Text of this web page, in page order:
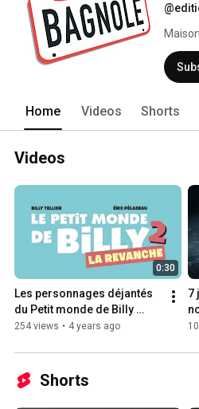
En
Home Videos Shorts
Videos
0:30
Les personnages déjantés
du Petit monde de Billy
Tellier sont de retour !
254 views • 4 years ago
7
Shorts